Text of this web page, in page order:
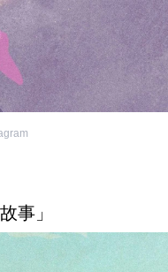
事」